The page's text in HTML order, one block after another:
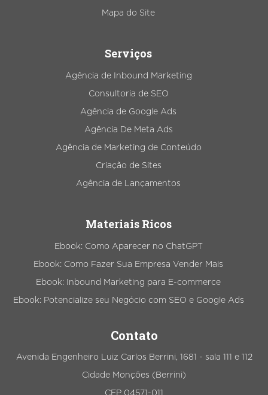
Mapa do Site
Serviços
Agência de Inbound Marketing
Consultoria de SEO
Agência de Google Ads
Agência De Meta Ads
Agência de Marketing de Conteúdo
Criação de Sites
Agência de Lançamentos
Materiais Ricos
Ebook: Como Aparecer no ChatGPT
Ebook: Como Fazer Sua Empresa Vender Mais
Ebook: Inbound Marketing para E-commerce
Ebook: Potencialize seu Negócio com SEO e Google Ads
Contato
Avenida Engenheiro Luiz Carlos Berrini, 1681 - sala 111 e 112
Cidade Monções (Berrini)
CEP 04571-011